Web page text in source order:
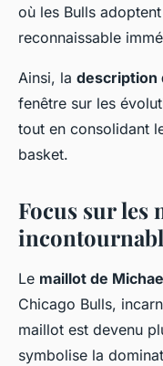
où les Bulls
reconnaissable
Ainsi, la description
fenêtre sur les
tout en consolidant
basket.
Focus sur les
Le maillot de
Chicago Bulls,
maillot est devenu
symbolise la